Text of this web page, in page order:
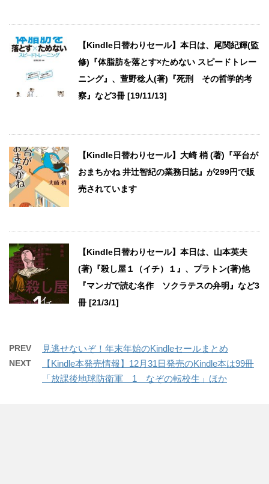
【Kindle日替わりセール】本日は、尾関紀輝(監
修)『体脂肪を落とす×ためない スピードトレー
ニング』、萱野稔人(著)『死刑 その哲学的考
察』など3冊 [19/11/13]
【Kindle日替わりセール】大崎 梢 (著)『平台が
おまちかね 井辻智紀の業務日誌』が299円で販
売されています
【Kindle日替わりセール】本日は、山本英夫
(著)『殺し屋１（イチ）１』、プラトン(著)他
『マンガで読む名作 ソクラテスの弁明』など3
冊 [21/3/1]
PREV 見逃せないぞ！年末年始のKindleセールまとめ
NEXT
【Kindle本発売情報】12月31日発売のKindle本は99冊
「放課後地球防衛軍 1 なぞの転校生」ほか